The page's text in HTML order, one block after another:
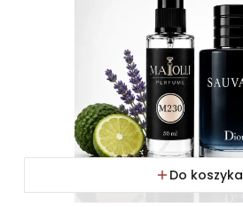
Do koszyka